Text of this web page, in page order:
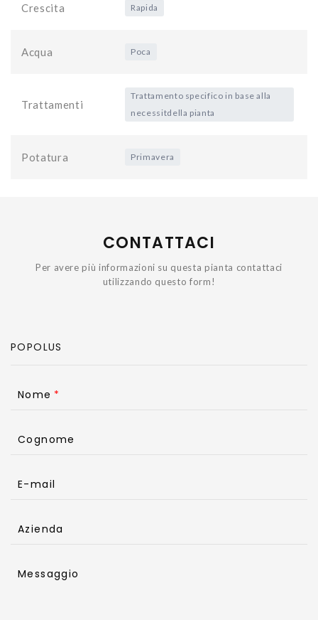
Crescita Rapida
Acqua Poca
Trattamenti
Trattamento specifico in base alla
necessitdella pianta
Potatura Primavera
CONTATTACI
Per avere più informazioni su questa pianta contattaci
utilizzando questo form!
Nome
Cognome
E-mail
Azienda
Messaggio